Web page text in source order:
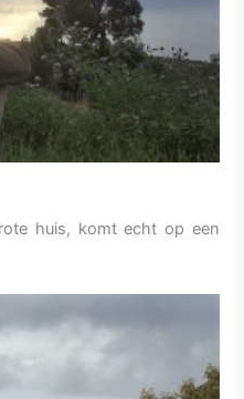
huis, komt echt op een